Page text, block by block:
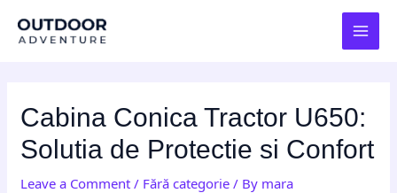
Cabina Conica Tractor U650:
Solutia de Protectie si Confort
Leave a Comment / Fără categorie / By mara
navigation